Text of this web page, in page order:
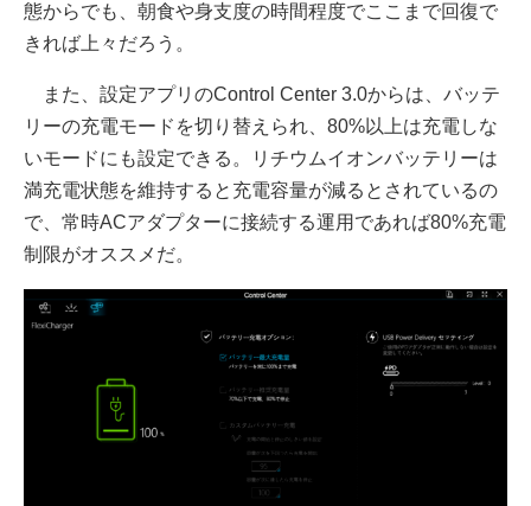
態からでも、朝食や身支度の時間程度でここまで回復で
きれば上々だろう。
また、設定アプリのControl Center 3.0からは、バッテ
リーの充電モードを切り替えられ、80%以上は充電しな
いモードにも設定できる。リチウムイオンバッテリーは
満充電状態を維持すると充電容量が減るとされているの
で、常時ACアダプターに接続する運用であれば80%充電
制限がオススメだ。